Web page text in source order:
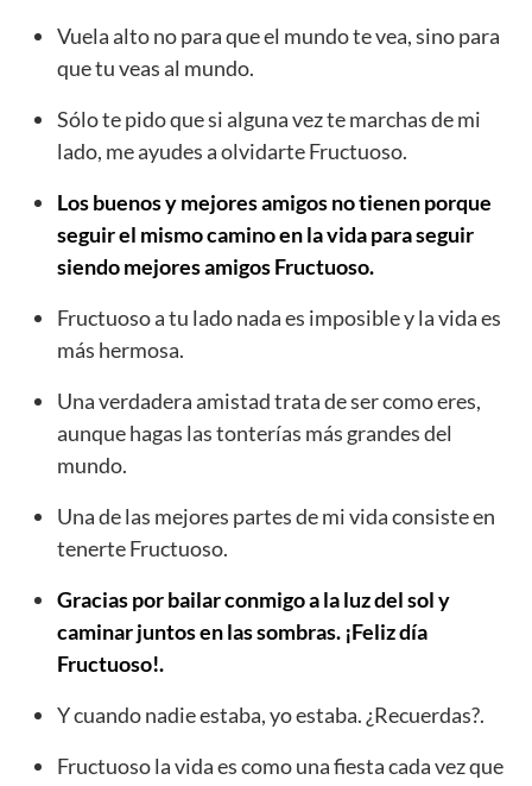
Vuela alto no para que el mundo te vea, sino para
que tu veas al mundo.
Sólo te pido que si alguna vez te marchas de mi
lado, me ayudes a olvidarte Fructuoso.
Los buenos y mejores amigos no tienen porque
seguir el mismo camino en la vida para seguir
siendo mejores amigos Fructuoso.
Fructuoso a tu lado nada es imposible y la vida es
más hermosa.
Una verdadera amistad trata de ser como eres,
aunque hagas las tonterías más grandes del
mundo.
Una de las mejores partes de mi vida consiste en
tenerte Fructuoso.
Gracias por bailar conmigo a la luz del sol y
caminar juntos en las sombras. ¡Feliz día
Fructuoso!.
Y cuando nadie estaba, yo estaba. ¿Recuerdas?.
Fructuoso la vida es como una fiesta cada vez que